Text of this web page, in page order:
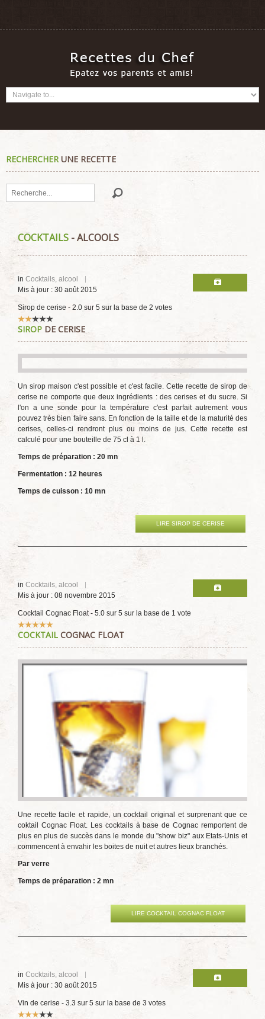
RECHERCHERUNE RECETTE
Rechercher
COCKTAILS - ALCOOLS
in Cocktails, alcool
Mis à jour : 30 août 2015
Sirop de cerise - 2.0 sur 5 sur la base de 2 votes
Vote
utilisateur:2 /5
SIROP DE CERISE
Un sirop maison c'est possible et c'est facile. Cette recette de sirop de
cerise ne comporte que deux ingrédients : des cerises et du sucre. Si
l'on a une sonde pour la température c'est parfait autrement vous
pouvez très bien faire sans. En fonction de la taille et de la maturité des
cerises, celles-ci rendront plus ou moins de jus. Cette recette est
calculé pour une bouteille de 75 cl à 1 l.
Temps de préparation : 20 mn
Fermentation : 12 heures
Temps de cuisson : 10 mn
LIRE SIROP DE CERISE
in Cocktails, alcool
Mis à jour : 08 novembre 2015
Cocktail Cognac Float- 5.0 sur 5 sur la base de 1 vote
Vote
utilisateur:5 /5
COCKTAIL COGNAC FLOAT
Une recette facile et rapide, un cocktail original et surprenant que ce
coktail Cognac Float. Les cocktails à base de Cognac remportent de
plus en plus de succès dans le monde du "show biz" aux Etats-Unis et
commencent à envahir les boites de nuit et autres lieux branchés.
Par verre
Temps de préparation : 2 mn
LIRE COCKTAIL COGNAC FLOAT
in Cocktails, alcool
Mis à jour : 30 août 2015
Vin de cerise - 3.3 sur 5 sur la base de 3 votes
Vote